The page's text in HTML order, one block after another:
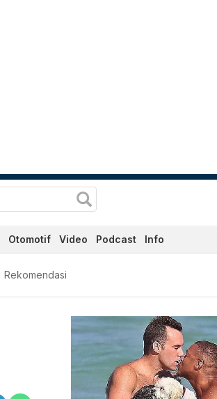
Otomotif Video Podcast Info
Rekomendasi